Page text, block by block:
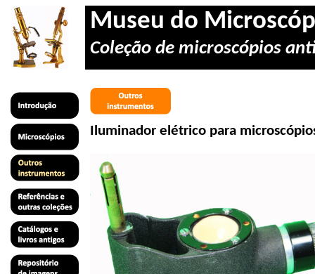
Museu do
Coleção de microscópios
Iluminador elétrico para